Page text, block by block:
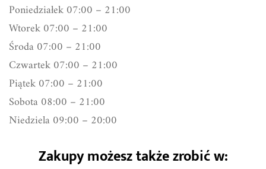
Poniedziałek 07:00 – 21:00
Wtorek 07:00 – 21:00
Środa 07:00 – 21:00
Czwartek 07:00 – 21:00
Piątek 07:00 – 21:00
Sobota 08:00 – 21:00
Niedziela 09:00 – 20:00
Zakupy możesz także zrobić w: